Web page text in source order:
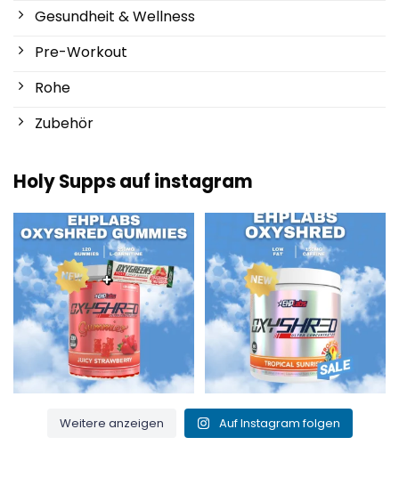
Gesundheit & Wellness
Pre-Workout
Rohe
Zubehör
Holy Supps auf instagram
Neu bei Holy Supps 🍬⚡
Die OxyShred Gummies von...
3 0
Mit wenig Fett und 150 mg Koffein
pro Portion! ⚡...
0 2
Weitere anzeigen Auf Instagram folgen